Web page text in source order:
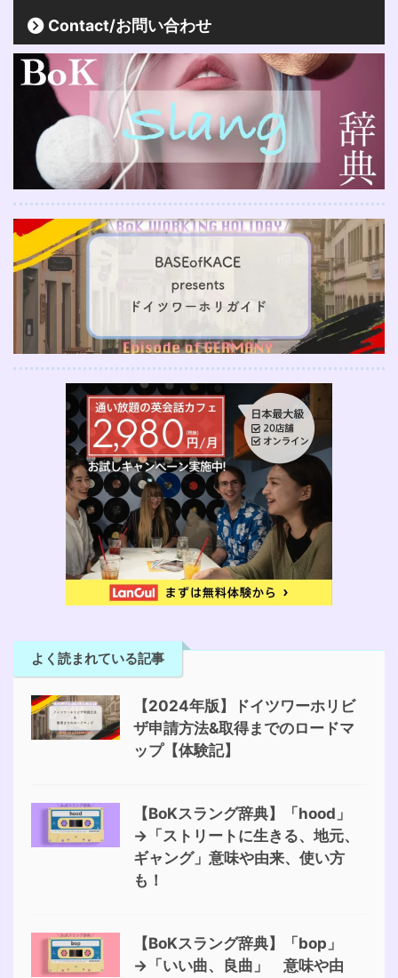
Contact/お問い合わせ
よく読まれている記事
【2024年版】ドイツワーホリビ
ザ申請方法&取得までのロードマ
ップ【体験記】
【BoKスラング辞典】「hood」
→「ストリートに生きる、地元、
ギャング」意味や由来、使い方
も！
【BoKスラング辞典】「bop」
→「いい曲、良曲」 意味や由